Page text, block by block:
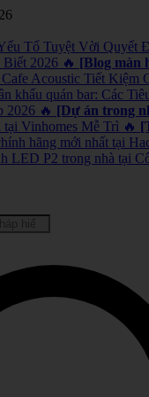
Tố Tuyệt Vời Quyết
2026 🔥 [Blog màn
Acoustic Tiết Kiệm
khấu quán bar: Các
2026 🔥 [Dự án trong
Vinhomes Mễ Trì 🔥
hãng mới nhất tại
LED P2 trong nhà tại